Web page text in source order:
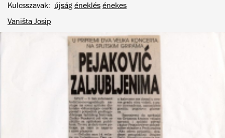
Kulcsszavak
újság éneklés énekes
Vaništa Josip